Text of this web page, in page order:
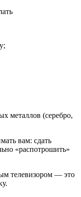
металлов (серебро,
вам: сдать
«распотрошить»
телевизором — это